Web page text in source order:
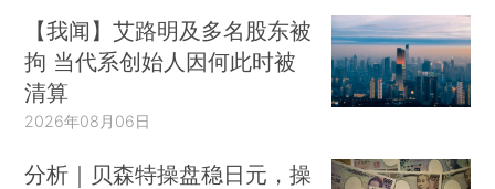
【我闻】艾路明及多名股东被
拘 当代系创始人因何此时被
清算
2026年08月06日
分析｜贝森特操盘稳日元，操